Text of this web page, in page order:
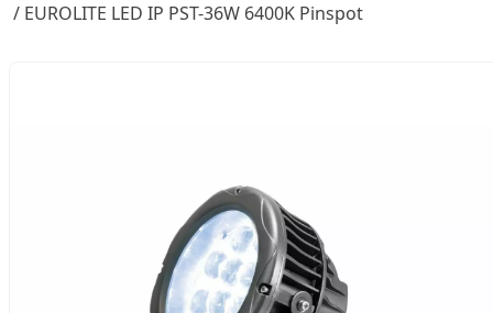
/ EUROLITE LED IP PST-36W 6400K Pinspot